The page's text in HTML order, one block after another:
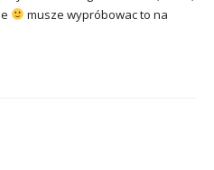
musze wypróbowac to na